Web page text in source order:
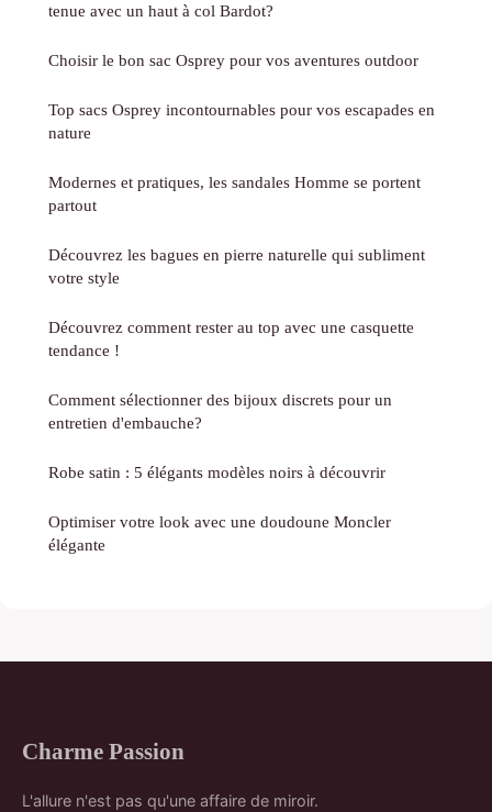
tenue avec un haut à col Bardot?
Choisir le bon sac Osprey pour vos aventures outdoor
Top sacs Osprey incontournables pour vos escapades en
nature
Modernes et pratiques, les sandales Homme se portent
partout
Découvrez les bagues en pierre naturelle qui subliment
votre style
Découvrez comment rester au top avec une casquette
tendance !
Comment sélectionner des bijoux discrets pour un
entretien d'embauche?
Robe satin : 5 élégants modèles noirs à découvrir
Optimiser votre look avec une doudoune Moncler
élégante
Charme Passion
L'allure n'est pas qu'une affaire de miroir.